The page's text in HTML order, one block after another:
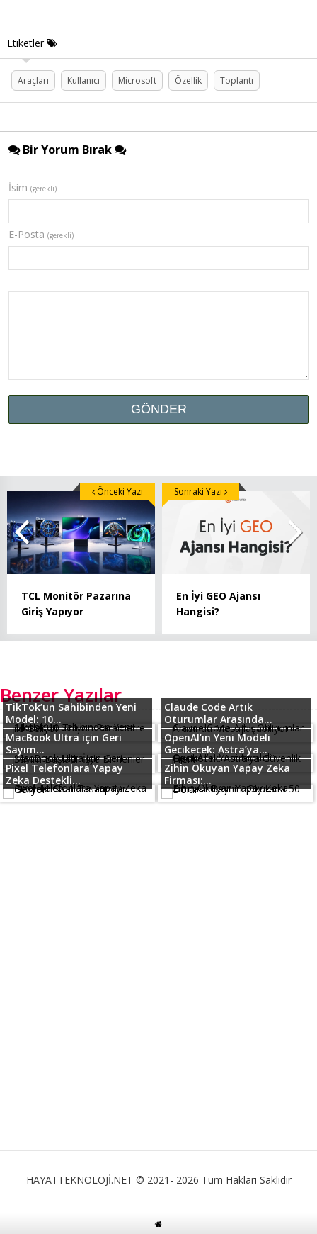
Etiketler
Araçları Kullanıcı Microsoft Özellik Toplantı
Bir Yorum Bırak
İsim (gerekli)
E-Posta (gerekli)
TCL Monitör Pazarına
Giriş Yapıyor
Önceki Yazı
En İyi GEO Ajansı
Hangisi?
Sonraki Yazı
Benzer Yazılar
TikTok’un Sahibinden Yeni
Model: 10...
Claude Code Artık
Oturumlar Arasında...
MacBook Ultra için Geri
Sayım...
OpenAI’ın Yeni Modeli
Gecikecek: Astra’ya...
Pixel Telefonlara Yapay
Zeka Destekli...
Zihin Okuyan Yapay Zeka
Firması:...
HAYATTEKNOLOJİ.NET © 2021- 2026 Tüm Hakları Saklıdır